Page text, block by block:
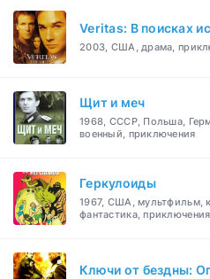
Veritas: В поисках
2003, США, драма,
Щит и меч
1968, СССР, Польша,
военный, приключения
Геркулоиды
1967, США, мультфильм,
фантастика, приключения
Ключи от бездны: